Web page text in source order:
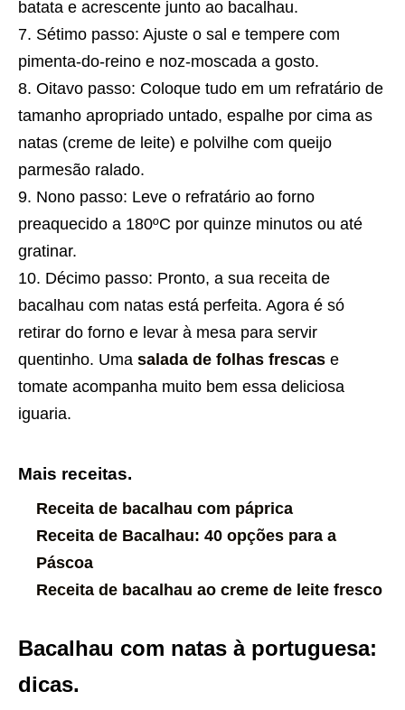
batata e acrescente junto ao bacalhau.
Sétimo passo: Ajuste o sal e tempere com
pimenta-do-reino e noz-moscada a gosto.
Oitavo passo: Coloque tudo em um refratário de
tamanho apropriado untado, espalhe por cima as
natas (creme de leite) e polvilhe com queijo
parmesão ralado.
Nono passo: Leve o refratário ao forno
preaquecido a 180ºC por quinze minutos ou até
gratinar.
Décimo passo: Pronto, a sua receita de
bacalhau com natas está perfeita. Agora é só
retirar do forno e levar à mesa para servir
quentinho. Uma salada de folhas frescas e
tomate acompanha muito bem essa deliciosa
iguaria.
Mais receitas.
Receita de bacalhau com páprica
Receita de Bacalhau: 40 opções para a
Páscoa
Receita de bacalhau ao creme de leite fresco
Bacalhau com natas à portuguesa:
dicas.